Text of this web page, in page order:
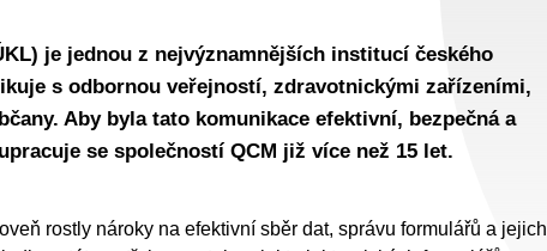
je jednou z nejvýznamnějších institucí českého
s odbornou veřejností, zdravotnickými zařízeními,
Aby byla tato komunikace efektivní, bezpečná a
se společností QCM již více než 15 let.
rostly nároky na efektivní sběr dat, správu formulářů a jejich